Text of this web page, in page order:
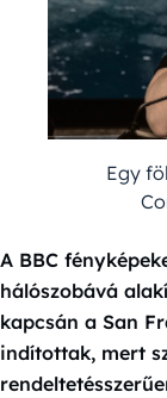
Egy
A BBC
hálószobává
kapcsán a San
indítottak, mert